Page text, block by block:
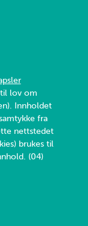
lov om
Innholdet
fra
nettstedet
brukes til
(04)